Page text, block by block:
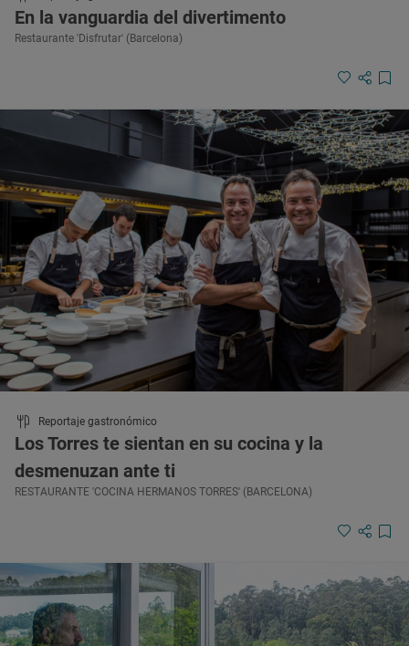
En la vanguardia del divertimento
Restaurante 'Disfrutar' (Barcelona)
Reportaje gastronómico
Los Torres te sientan en su cocina y la
desmenuzan ante ti
RESTAURANTE 'COCINA HERMANOS TORRES' (BARCELONA)